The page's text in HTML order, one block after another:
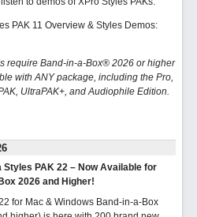
PAK 11 Overview & Styles Demos:
require Band-in-a-Box® 2026 or higher
with ANY package, including the Pro,
UltraPAK+, and Audiophile Edition.
Styles PAK 22 – Now Available for
2026 and Higher!
for Mac & Windows Band-in-a-Box